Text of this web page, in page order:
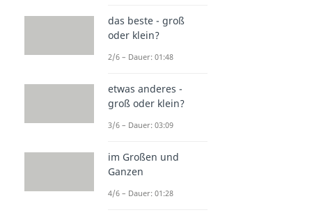
das beste - groß
oder klein?
2/6 – Dauer: 01:48
etwas anderes -
groß oder klein?
3/6 – Dauer: 03:09
im Großen und
Ganzen
4/6 – Dauer: 01:28